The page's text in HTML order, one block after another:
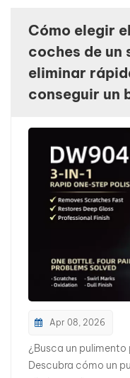
Cómo elegir
coches de un
eliminar
conseguir un
Apr 08, 2026
¿Busca un
Descubra cómo un